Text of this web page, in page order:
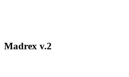
Madrex v.2